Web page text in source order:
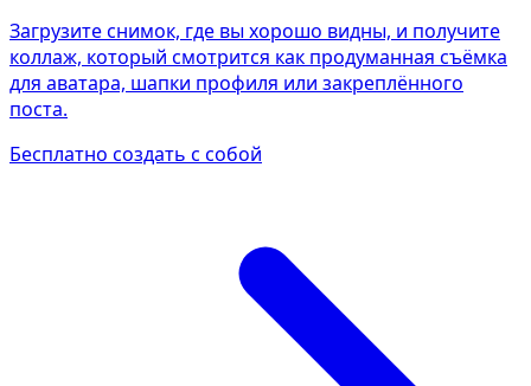
Загрузите снимок, где вы хорошо видны, и получите
коллаж, который смотрится как продуманная съёмка
для аватара, шапки профиля или закреплённого
поста.
Бесплатно создать с собой